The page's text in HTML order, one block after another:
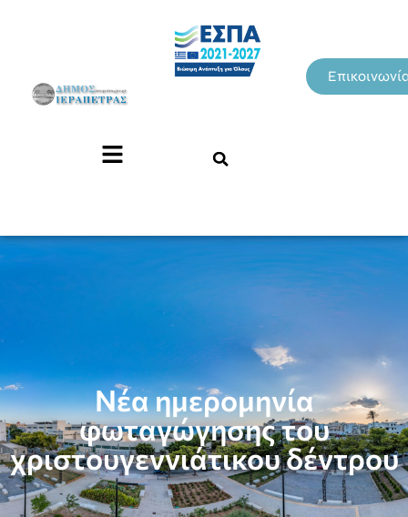
Νέα ημερομηνία
φωταγώγησης του
χριστουγεννιάτικου δέντρου